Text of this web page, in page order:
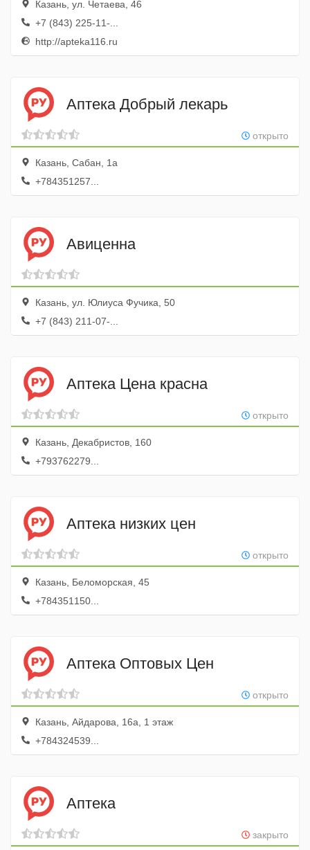
Казань, ул. Четаева, 46
+7 (843) 225-11-...
http://apteka116.ru
Аптека Добрый лекарь
открыто
Казань, Сабан, 1а
+784351257...
Авиценна
Казань, ул. Юлиуса Фучика, 50
+7 (843) 211-07-...
Аптека Цена красна
открыто
Казань, Декабристов, 160
+793762279...
Аптека низких цен
открыто
Казань, Беломорская, 45
+784351150...
Аптека Оптовых Цен
открыто
Казань, Айдарова, 16а, 1 этаж
+784324539...
Аптека
закрыто